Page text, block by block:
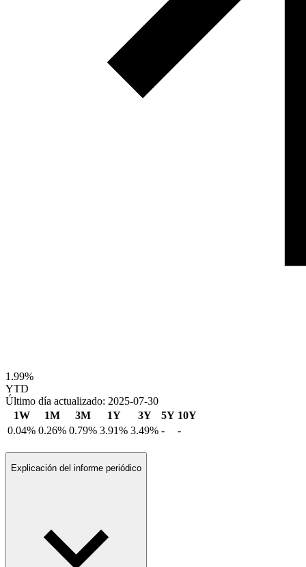
1.99%
YTD
Último día actualizado: 2025-07-30
1W
1M 3M 1Y 3Y 5Y 10Y
0.04% 0.26% 0.79% 3.91% 3.49% - -
Explicación del informe periódico